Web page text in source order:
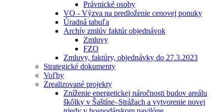
Právnické osoby
VO - Výzva na predloženie cenovej ponuky
Úradná tabuľa
Archív zmlúv faktúr objednávok
Zmluvy
FZO
Zmluvy, faktúry, objednávky do 27.3.2023
Strategické dokumenty
Voľby
Zrealizované projekty
Zníženie energetickej náročnosti budov areálu
škôlky v Šaštíne–Strážach a vytvorenie novej